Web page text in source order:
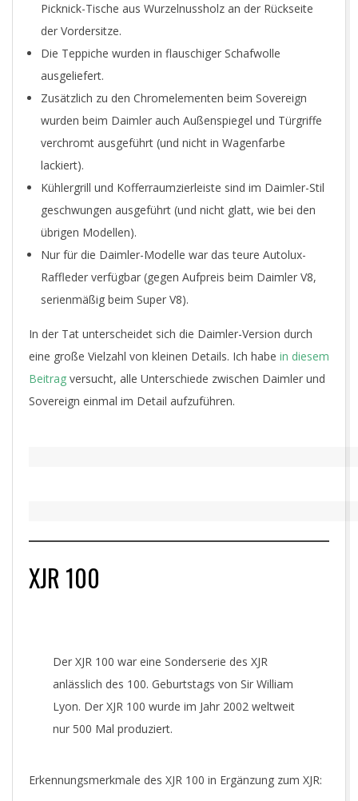
Picknick-Tische aus Wurzelnussholz an der Rückseite
der Vordersitze.
Die Teppiche wurden in flauschiger Schafwolle
ausgeliefert.
Zusätzlich zu den Chromelementen beim Sovereign
wurden beim Daimler auch Außenspiegel und Türgriffe
verchromt ausgeführt (und nicht in Wagenfarbe
lackiert).
Kühlergrill und Kofferraumzierleiste sind im Daimler-Stil
geschwungen ausgeführt (und nicht glatt, wie bei den
übrigen Modellen).
Nur für die Daimler-Modelle war das teure Autolux-
Raffleder verfügbar (gegen Aufpreis beim Daimler V8,
serienmäßig beim Super V8).
In der Tat unterscheidet sich die Daimler-Version durch
eine große Vielzahl von kleinen Details. Ich habe in diesem
Beitrag versucht, alle Unterschiede zwischen Daimler und
Sovereign einmal im Detail aufzuführen.
XJR 100
Der XJR 100 war eine Sonderserie des XJR
anlässlich des 100. Geburtstags von Sir William
Lyon. Der XJR 100 wurde im Jahr 2002 weltweit
nur 500 Mal produziert.
Erkennungsmerkmale des XJR 100 in Ergänzung zum XJR: